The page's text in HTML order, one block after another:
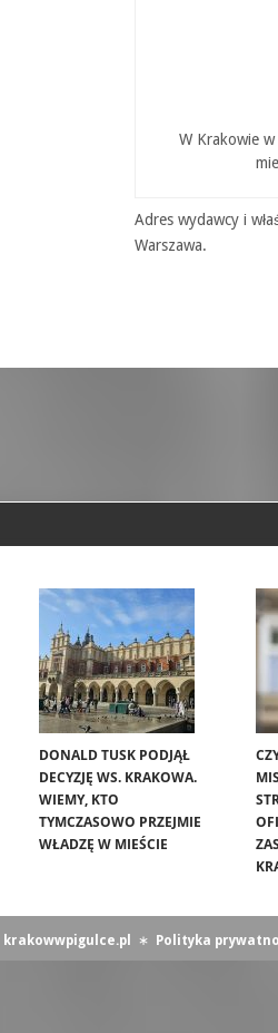
W Krakowie
Adres wydawcy i
Warszawa.
DONALD TUSK PODJĄŁ
DECYZJĘ WS. KRAKOWA.
WIEMY, KTO
TYMCZASOWO PRZEJMIE
WŁADZĘ W MIEŚCIE
krakowwpigulce.pl ∗ Polityka